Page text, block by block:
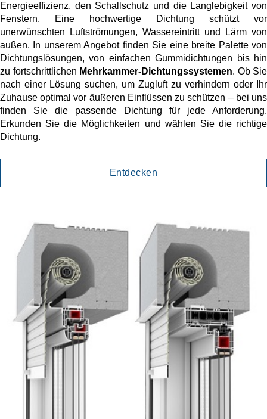
Energieeffizienz, den Schallschutz und die Langlebigkeit von
Fenstern. Eine hochwertige Dichtung schützt vor
unerwünschten Luftströmungen, Wassereintritt und Lärm von
außen. In unserem Angebot finden Sie eine breite Palette von
Dichtungslösungen, von einfachen Gummidichtungen bis hin
zu fortschrittlichen Mehrkammer-Dichtungssystemen. Ob Sie
nach einer Lösung suchen, um Zugluft zu verhindern oder Ihr
Zuhause optimal vor äußeren Einflüssen zu schützen – bei uns
finden Sie die passende Dichtung für jede Anforderung.
Erkunden Sie die Möglichkeiten und wählen Sie die richtige
Dichtung.
Entdecken